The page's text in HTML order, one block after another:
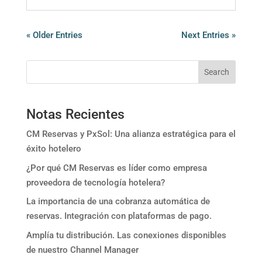
« Older Entries Next Entries »
Search
Notas Recientes
CM Reservas y PxSol: Una alianza estratégica para el
éxito hotelero
¿Por qué CM Reservas es líder como empresa
proveedora de tecnología hotelera?
La importancia de una cobranza automática de
reservas. Integración con plataformas de pago.
Amplía tu distribución. Las conexiones disponibles
de nuestro Channel Manager